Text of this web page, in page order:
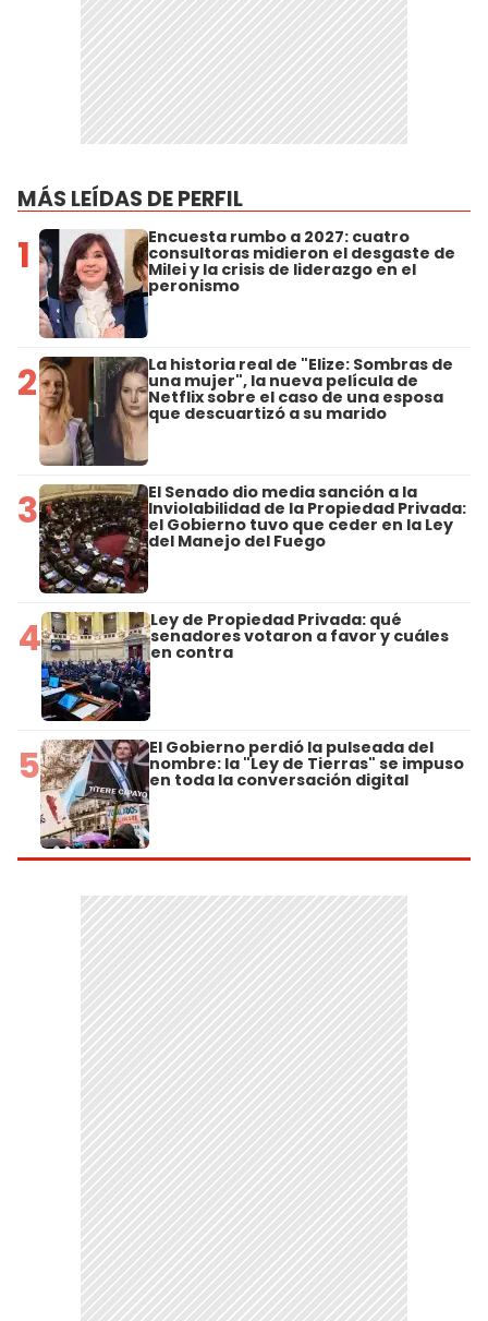
MÁS LEÍDAS DE PERFIL
1 Encuesta rumbo a 2027: cuatro
consultoras midieron el desgaste de
Milei y la crisis de liderazgo en el
peronismo
2 La historia real de "Elize: Sombras de
una mujer", la nueva película de
Netflix sobre el caso de una esposa
que descuartizó a su marido
3 El Senado dio media sanción a la
Inviolabilidad de la Propiedad Privada:
el Gobierno tuvo que ceder en la Ley
del Manejo del Fuego
4 Ley de Propiedad Privada: qué
senadores votaron a favor y cuáles
en contra
5 El Gobierno perdió la pulseada del
nombre: la "Ley de Tierras" se impuso
en toda la conversación digital